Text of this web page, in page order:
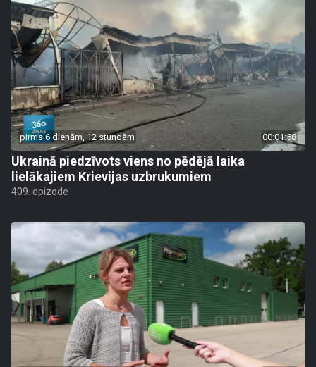
pirms 6 dienām, 12 stundām 00:01:58
Ukrainā piedzīvots viens no pēdējā laika
lielākajiem Krievijas uzbrukumiem
409. epizode